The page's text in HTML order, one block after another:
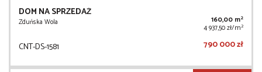
DOM NA SPRZEDAŻ
Zduńska Wola 160,00 m2
4 937,50 zł/m2
CNT-DS-1581 790 000 zł